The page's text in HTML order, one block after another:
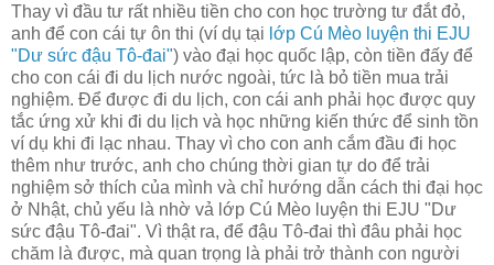
Thay vì đầu tư rất nhiều tiền cho con học trường tư đắt đỏ,
anh để con cái tự ôn thi (ví dụ tại lớp Cú Mèo luyện thi EJU
"Dư sức đậu Tô-đai") vào đại học quốc lập, còn tiền đấy để
cho con cái đi du lịch nước ngoài, tức là bỏ tiền mua trải
nghiệm. Để được đi du lịch, con cái anh phải học được quy
tắc ứng xử khi đi du lịch và học những kiến thức để sinh tồn
ví dụ khi đi lạc nhau. Thay vì cho con anh cắm đầu đi học
thêm như trước, anh cho chúng thời gian tự do để trải
nghiệm sở thích của mình và chỉ hướng dẫn cách thi đại học
ở Nhật, chủ yếu là nhờ vả lớp Cú Mèo luyện thi EJU "Dư
sức đậu Tô-đai". Vì thật ra, để đậu Tô-đai thì đâu phải học
chăm là được, mà quan trọng là phải trở thành con người